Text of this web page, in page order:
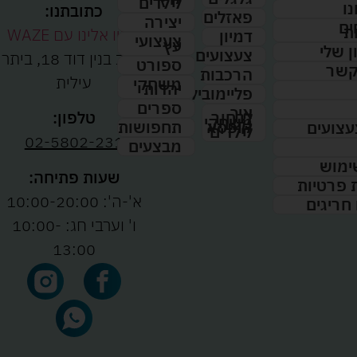
שלי
קשר
פרטיות
חריגים
פאזלים
דמיון
צעצועים
הרכבות
פליימוביל
איך
לבחור
משחקי
קופסא
לילדים
יצירה
צעצועי
עץ
ספורט
משחקי
יהדות
ספרים
תחפושות
מבצעים
כתובתנו:
נווטו אלינו עם WAZE
רחוב בנין דוד 18, ביתר
עילית
טלפון:
02-5802-231
שעות פתיחה:
א'-ה': 10:00-20:00
ו' וערבי חג: 10:00-
13:00